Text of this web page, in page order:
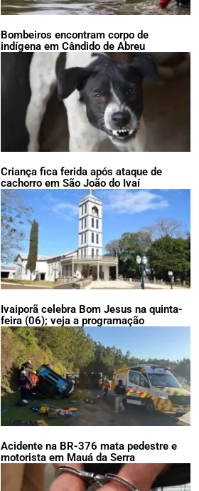
Bombeiros encontram corpo de
indígena em Cândido de Abreu
Criança fica ferida após ataque de
cachorro em São João do Ivaí
Ivaiporã celebra Bom Jesus na quinta-
feira (06); veja a programação
Acidente na BR-376 mata pedestre e
motorista em Mauá da Serra